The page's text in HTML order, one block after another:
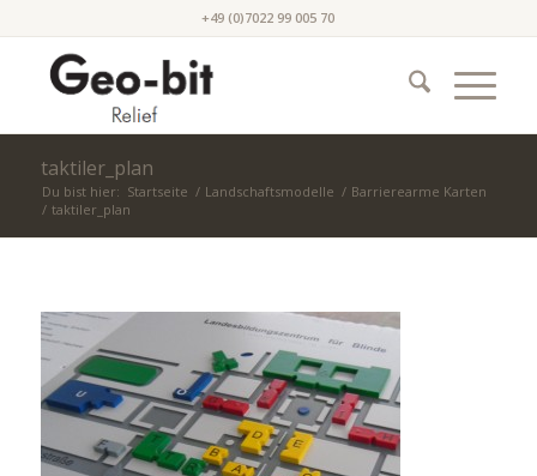
+49 (0)7022 99 005 70
taktiler_plan
Du bist hier: Startseite / Landschaftsmodelle / Barrierearme Karten
/ taktiler_plan